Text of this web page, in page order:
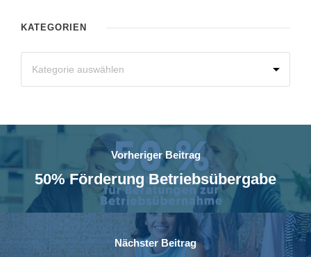
KATEGORIEN
Vorheriger Beitrag
50% Förderung Betriebsübergabe
Nächster Beitrag